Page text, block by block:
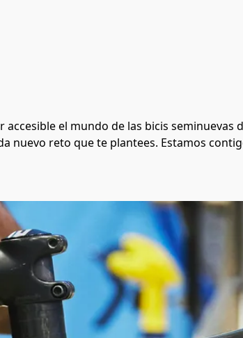
el mundo de las bicis
nuevo reto que te plantees. Estamos